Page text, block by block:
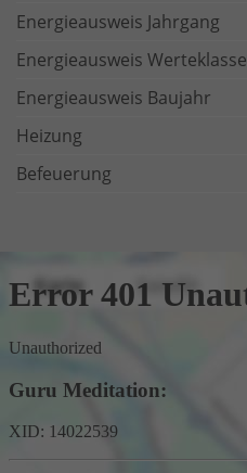
Energieausweis Jahrgang
Energieausweis Werteklasse
Energieausweis Baujahr
Heizung
Befeuerung